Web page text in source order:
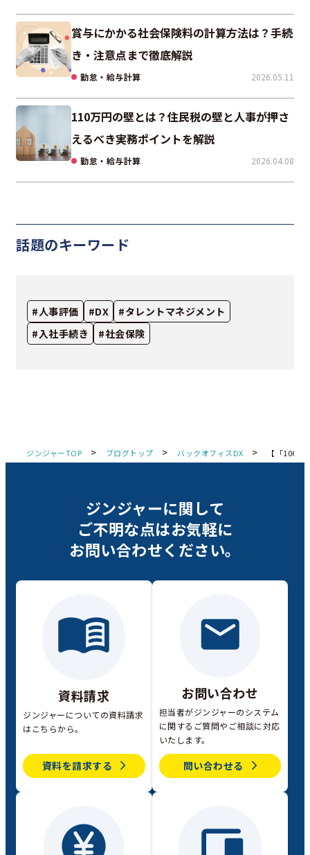
賞与にかかる社会保険料の計算方法は？手続
き・注意点まで徹底解説
勤怠・給与計算 2026.05.11
110万円の壁とは？住民税の壁と人事が押さ
えるべき実務ポイントを解説
勤怠・給与計算 2026.04.08
話題のキーワード
#人事評価 #DX
#タレントマネジメント
#入社手続き
#社会保険
ジンジャーTOP > ブログトップ > バックオフィスDX > 【「106
ジンジャーに関して
ご不明な点はお気軽に
お問い合わせください。
資料請求
ジンジャーについての資料請求
はこちらから。
資料を請求する
お問い合わせ
担当者がジンジャーのシステム
に関するご質問やご相談に対応
いたします。
問い合わせる